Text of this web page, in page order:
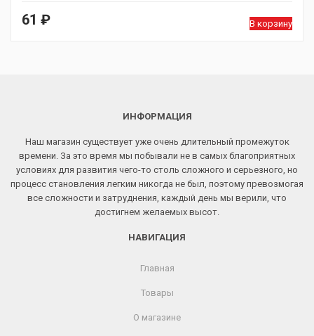
61 ₽ В корзину
ИНФОРМАЦИЯ
Наш магазин существует уже очень длительный промежуток
времени. За это время мы побывали не в самых благоприятных
условиях для развития чего-то столь сложного и серьезного, но
процесс становления легким никогда не был, поэтому превозмогая
все сложности и затруднения, каждый день мы верили, что
достигнем желаемых высот.
НАВИГАЦИЯ
Главная
Товары
О магазине